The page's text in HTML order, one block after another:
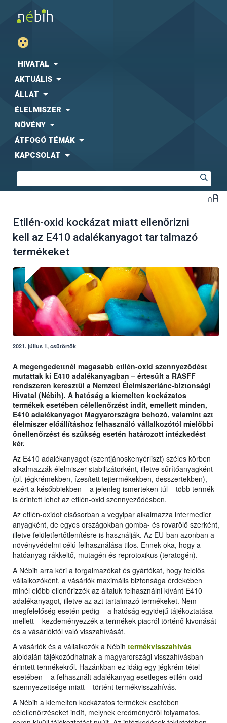
HIVATAL
AKTUÁLIS
ÁLLAT
ÉLELMISZER
NÖVÉNY
ÁTFOGÓ TÉMÁK
KAPCSOLAT
Etilén-oxid kockázat miatt ellenőrizni
kell az E410 adalékanyagot tartalmazó
termékeket
2021. július 1, csütörtök
A megengedettnél magasabb etilén-oxid szennyeződést
mutattak ki E410 adalékanyagban – értesült a RASFF
rendszeren keresztül a Nemzeti Élelmiszerlánc-biztonsági
Hivatal (Nébih). A hatóság a kiemelten kockázatos
termékek esetében célellenőrzést indít, emellett minden,
E410 adalékanyagot Magyarországra behozó, valamint azt
élelmiszer előállításhoz felhasználó vállalkozótól mielőbbi
önellenőrzést és szükség esetén határozott intézkedést
kér.
Az E410 adalékanyagot (szentjánoskenyérliszt) széles körben
alkalmazzák élelmiszer-stabilizátorként, illetve sűrítőanyagként
(pl. jégkrémekben, ízesített tejtermékekben, desszertekben),
ezért a későbbiekben – a jelenleg ismerteken túl – több termék
is érintett lehet az etilén-oxid szennyeződésben.
Az etilén-oxidot elsősorban a vegyipar alkalmazza intermedier
anyagként, de egyes országokban gomba- és rovarölő szerként,
illetve felületfertőtlenítésre is használják. Az EU-ban azonban a
növényvédelmi célú felhasználása tilos. Ennek oka, hogy a
hatóanyag rákkeltő, mutagén és reprotoxikus (teratogén).
A Nébih arra kéri a forgalmazókat és gyártókat, hogy felelős
vállalkozóként, a vásárlók maximális biztonsága érdekében
minél előbb ellenőrizzék az általuk felhasználni kívánt E410
adalékanyagot, illetve az azt tartalmazó termékeket. Nem
megfelelőség esetén pedig – a hatóság egyidejű tájékoztatása
mellett – kezdeményezzék a termékek piacról történő kivonását
és a vásárlóktól való visszahívását.
A vásárlók és a vállalkozók a Nébih termékvisszahívás
aloldalán tájékozódhatnak a magyarországi visszahívásban
érintett termékekről. Hazánkban ez idáig egy jégkrém tétel
esetében – a felhasznált adalékanyag esetleges etilén-oxid
szennyezettsége miatt – történt termékvisszahívás.
A Nébih a kiemelten kockázatos termékek esetében
célellenőrzéseket indít, melynek eredményéről folyamatos,